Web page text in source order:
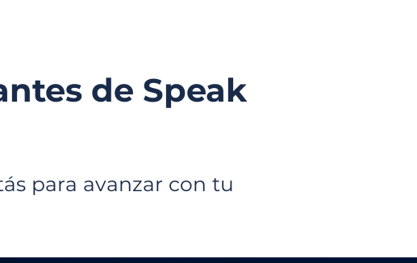
de Speak
para avanzar con tu